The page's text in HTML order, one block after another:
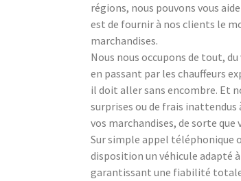
régions, nous pouvons vous
est de fournir à nos clients le
marchandises.
Nous nous occupons de tout,
en passant par les chauffeurs
il doit aller sans encombre. Et
surprises ou de frais
vos marchandises, de sorte que
Sur simple appel téléphonique
disposition un véhicule adapté
garantissant une fiabilité totale